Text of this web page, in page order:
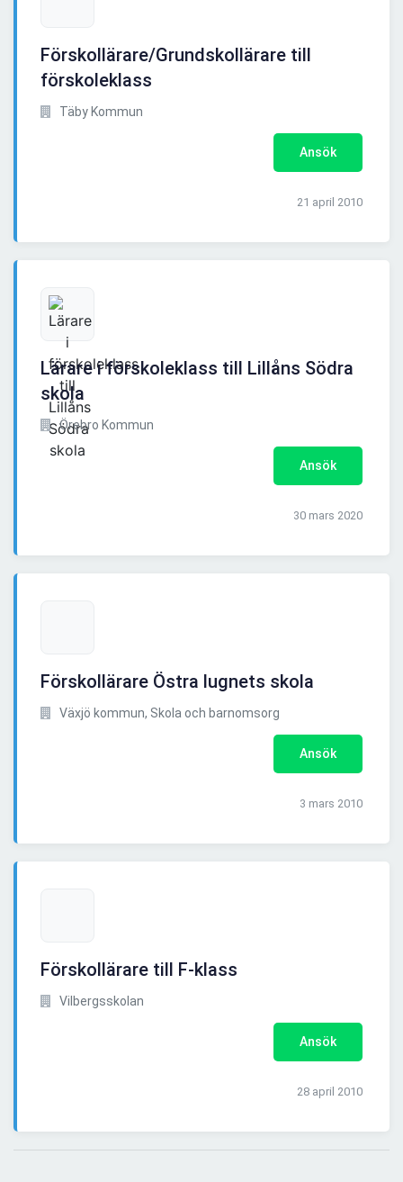
Förskollärare/Grundskollärare till
förskoleklass
Täby Kommun
Ansök
21 april 2010
Lärare i förskoleklass till Lillåns Södra
skola
Örebro Kommun
Ansök
30 mars 2020
Förskollärare Östra lugnets skola
Växjö kommun, Skola och barnomsorg
Ansök
3 mars 2010
Förskollärare till F-klass
Vilbergsskolan
Ansök
28 april 2010